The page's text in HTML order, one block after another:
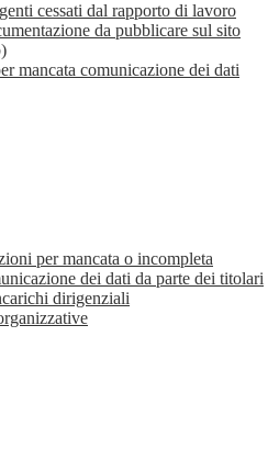
cessati dal rapporto di lavoro
da pubblicare sul sito
mancata comunicazione dei dati
per mancata o incompleta
dei dati da parte dei titolari
dirigenziali